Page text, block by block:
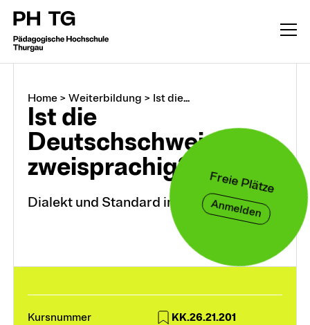
Home> Weiterbildung > Ist die...
Ist die
Deutschschweiz
zweisprachig?
Dialekt und Standard im Schulalltag
Freie Plätze
Anmelden
KK.26.21.201